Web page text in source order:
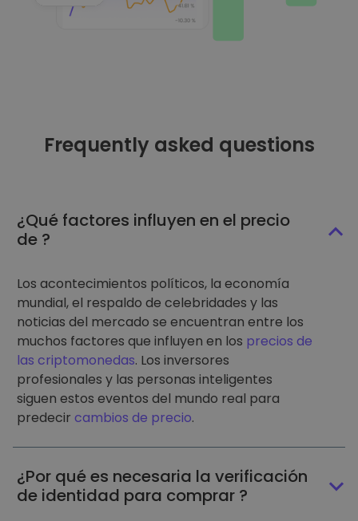
Frequently asked questions
¿Qué factores influyen en el precio
de ?
Los acontecimientos políticos, la economía
mundial, el respaldo de celebridades y las
noticias del mercado se encuentran entre los
muchos factores que influyen en los precios de
las criptomonedas. Los inversores
profesionales y las personas inteligentes
siguen estos eventos del mundo real para
predecir cambios de precio.
¿Por qué es necesaria la verificación
de identidad para comprar ?